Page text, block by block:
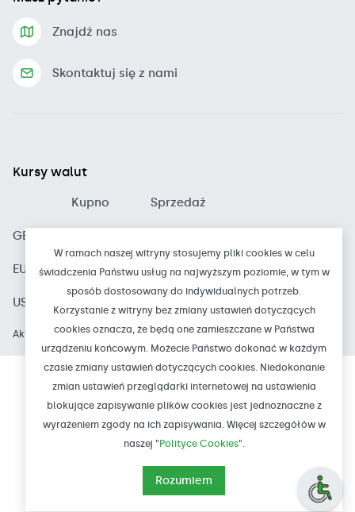
Znajdź nas
Skontaktuj się z nami
Kursy walut
Kupno Sprzedaż
GBP
EUR 4.1700 4.4100
USD
Aktualizacja: 2026-08-06 12:00
NIP: 763-00-14-728 REGON: 000504947
KRS: 0000063859 SWIFT: GBWCPLPP
elektronicznych: AE:PL-98168-
© Bank Spółdzielczy w Czarnkowie
W ramach naszej witryny stosujemy pliki cookies w celu
świadczenia Państwu usług na najwyższym poziomie, w tym w
sposób dostosowany do indywidualnych potrzeb.
Korzystanie z witryny bez zmiany ustawień dotyczących
cookies oznacza, że będą one zamieszczane w Państwa
urządzeniu końcowym. Możecie Państwo dokonać w każdym
czasie zmiany ustawień dotyczących cookies. Niedokonanie
zmian ustawień przeglądarki internetowej na ustawienia
blokujące zapisywanie plików cookies jest jednoznaczne z
wyrażeniem zgody na ich zapisywania. Więcej szczegółów w
naszej " Polityce Cookies".
Rozumiem